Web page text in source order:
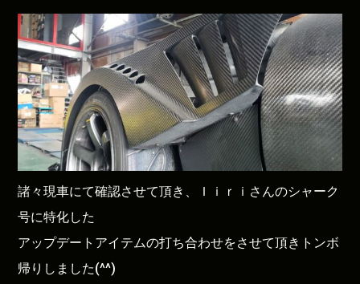
諸々現車にて確認させて頂き、Ｉｉｒｉさんのシャーク
号に特化した
アップデートアイテムの打ち合わせをさせて頂きトンボ
帰りしました(^^)